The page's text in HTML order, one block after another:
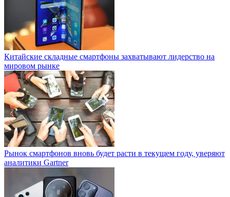
Китайские складные смартфоны захватывают лидерство на
мировом рынке
Рынок смартфонов вновь будет расти в текущем году, уверяют
аналитики Gartner